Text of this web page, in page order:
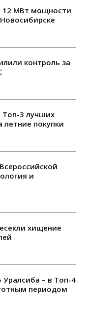
12 МВт мощности
контроль за
Топ-3 лучших
покупки
и
хищение
– в Топ-4
периодом